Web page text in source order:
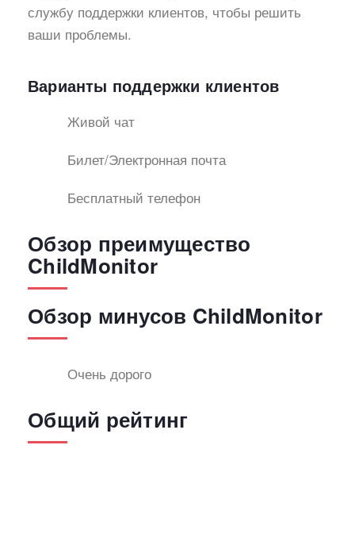
службу поддержки клиентов, чтобы решить
ваши проблемы.
Варианты поддержки клиентов
Живой чат
Билет/Электронная почта
Бесплатный телефон
Обзор преимущество
ChildMonitor
Обзор минусов ChildMonitor
Очень дорого
Общий рейтинг